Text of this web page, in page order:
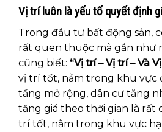
Vị trí luôn là yếu tố quyết định
Trong đầu tư bất động sản,
rất quen thuộc mà gần như
cũng biết: “Vị trí – Vị trí – Và
vị trí tốt, nằm trong khu vực
tầng mở rộng, dân cư tăng
tăng giá theo thời gian là rất
trí tốt, nằm trong khu vực